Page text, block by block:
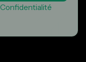
Confidentialité